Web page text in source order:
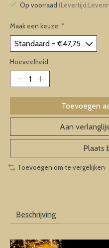
Op voorraad
Maak een keuze: *
Hoeveelheid:
Toevoegen
Aan
Plaats
Toevoegen om te vergelijken
Beschrijving